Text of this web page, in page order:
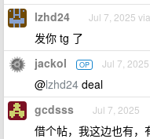
lzhd24 Jul 7, 2025
发你 tg 了
jackol OP Jul 7, 2025
@lzhd24 deal
gcdsss Jul 7, 2025
借个帖，我这边也有，